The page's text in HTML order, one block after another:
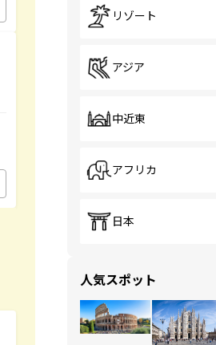
リゾート
アジア
中近東
アフリカ
日本
人気スポット